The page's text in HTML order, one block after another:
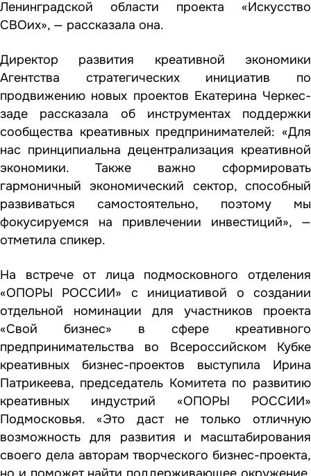
Ленинградской области проекта «Искусство
СВОих», — рассказала она.
Директор развития креативной экономики
Агентства стратегических инициатив по
продвижению новых проектов Екатерина Черкес-
заде рассказала об инструментах поддержки
сообщества креативных предпринимателей: «Для
нас принципиальна децентрализация креативной
экономики. Также важно сформировать
гармоничный экономический сектор, способный
развиваться самостоятельно, поэтому мы
фокусируемся на привлечении инвестиций», —
отметила спикер.
На встрече от лица подмосковного отделения
«ОПОРЫ РОССИИ» с инициативой о создании
отдельной номинации для участников проекта
«Свой бизнес» в сфере креативного
предпринимательства во Всероссийском Кубке
креативных бизнес-проектов выступила Ирина
Патрикеева, председатель Комитета по развитию
креативных индустрий «ОПОРЫ РОССИИ»
Подмосковья. «Это даст не только отличную
возможность для развития и масштабирования
своего дела авторам творческого бизнес-проекта,